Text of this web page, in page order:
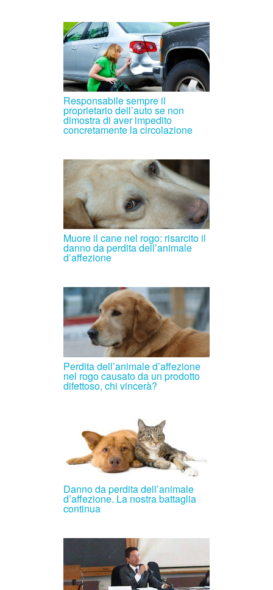
Responsabile sempre il
proprietario dell’auto se non
dimostra di aver impedito
concretamente la circolazione
Muore il cane nel rogo: risarcito il
danno da perdita dell’animale
d’affezione
Perdita dell’animale d’affezione
nel rogo causato da un prodotto
difettoso, chi vincerà?
Danno da perdita dell’animale
d’affezione. La nostra battaglia
continua